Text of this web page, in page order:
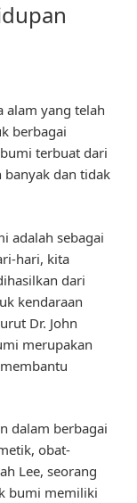
alam yang telah
berbagai
terbuat dari
banyak dan tidak
adalah sebagai
hari, kita
dari
kendaraan
Dr. John
merupakan
dalam berbagai
obat-
Lee, seorang
bumi memiliki